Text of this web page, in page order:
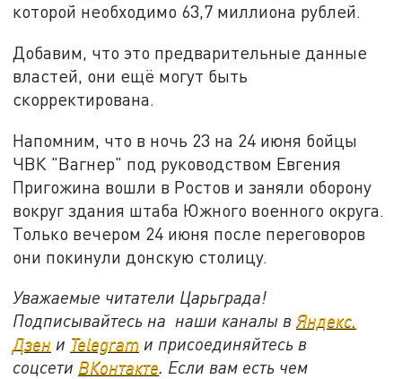
которой необходимо 63,7 миллиона рублей.
Добавим, что это предварительные данные
властей, они ещё могут быть
скорректирована.
Напомним, что в ночь 23 на 24 июня бойцы
ЧВК "Вагнер" под руководством Евгения
Пригожина вошли в Ростов и заняли оборону
вокруг здания штаба Южного военного округа.
Только вечером 24 июня после переговоров
они покинули донскую столицу.
Уважаемые читатели Царьграда!
Подписывайтесь на наши каналы вЯндекс.
Дзен и Telegram и присоединяйтесь в
соцсети ВКонтакте. Если вам есть чем